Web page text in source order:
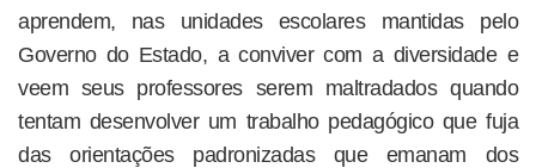
aprendem, nas unidades escolares mantidas pelo
Governo do Estado, a conviver com a diversidade e
veem seus professores serem maltradados quando
tentam desenvolver um trabalho pedagógico que fuja
das orientações padronizadas que emanam dos